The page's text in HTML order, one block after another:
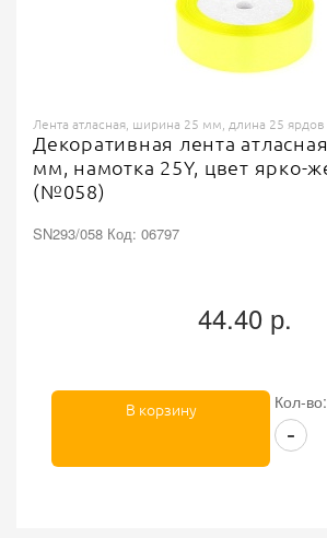
Лента атласная, ширина 25 мм, длина 25 ярдов
Декоративная лента
мм, намотка 25Y, цвет ярко-
(№058)
SN293/058 Код: 06797
44.40 р.
Кол-во:
-
В корзину